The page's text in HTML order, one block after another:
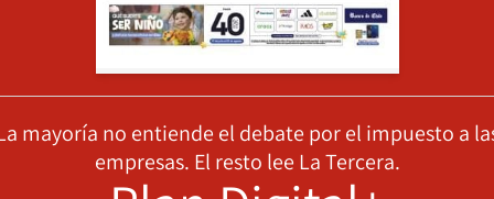
mayoría no entiende el debate por el impuesto a
empresas. El resto lee La Tercera.